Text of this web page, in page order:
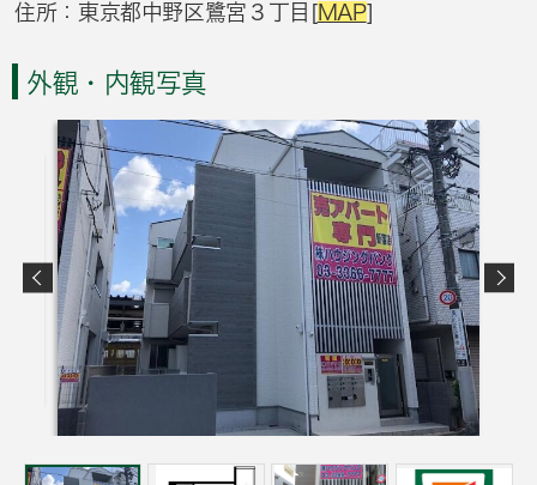
住所：東京都中野区鷺宮３丁目[MAP]
外観・内観写真